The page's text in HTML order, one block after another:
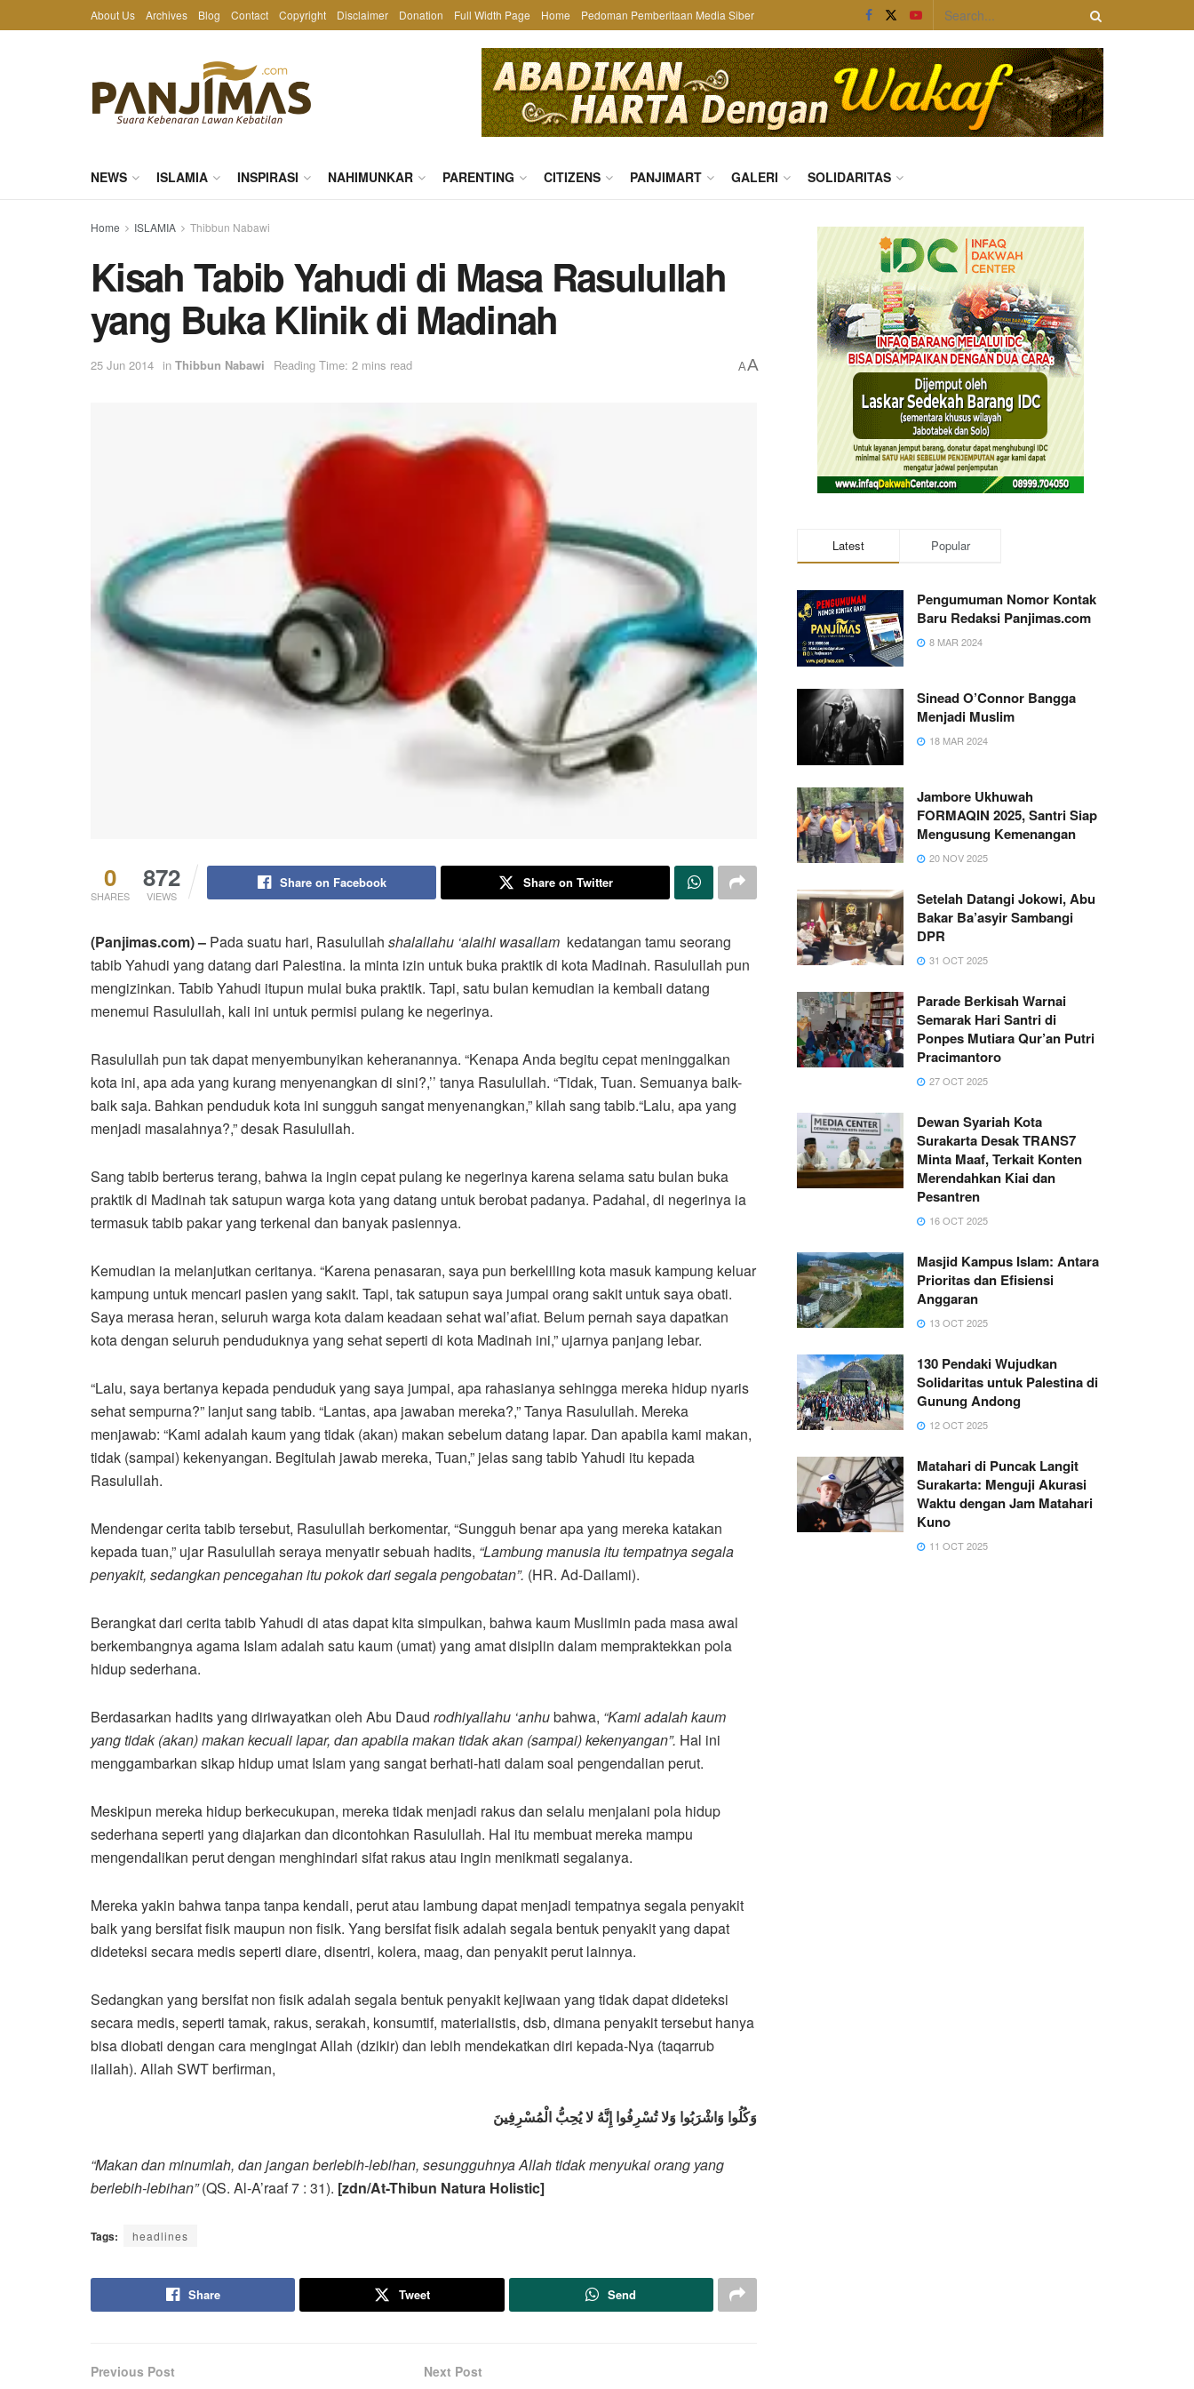
About Us Archives Blog Contact Copyright Disclaimer Donation Full Width Page Home Pedoman Pemberitaan Media Siber
NEWS ISLAMIA INSPIRASI NAHIMUNKAR PARENTING CITIZENS PANJIMART GALERI SOLIDARITAS
Home ISLAMIA Thibbun Nabawi
Kisah Tabib Yahudi di Masa Rasulullah
yang Buka Klinik di Madinah
25 Jun 2014 in Thibbun Nabawi Reading Time: 2 mins read AA
0
SHARES
872
VIEWS
Share on Facebook Share on Twitter
(Panjimas.com) – Pada suatu hari, Rasulullah shalallahu ‘alaihi wasallam kedatangan tamu seorang
tabib Yahudi yang datang dari Palestina. Ia minta izin untuk buka praktik di kota Madinah. Rasulullah pun
mengizinkan. Tabib Yahudi itupun mulai buka praktik. Tapi, satu bulan kemudian ia kembali datang
menemui Rasulullah, kali ini untuk permisi pulang ke negerinya.
Rasulullah pun tak dapat menyembunyikan keheranannya. “Kenapa Anda begitu cepat meninggalkan
kota ini, apa ada yang kurang menyenangkan di sini?,’’ tanya Rasulullah. “Tidak, Tuan. Semuanya baik-
baik saja. Bahkan penduduk kota ini sungguh sangat menyenangkan,” kilah sang tabib.“Lalu, apa yang
menjadi masalahnya?,” desak Rasulullah.
Sang tabib berterus terang, bahwa ia ingin cepat pulang ke negerinya karena selama satu bulan buka
praktik di Madinah tak satupun warga kota yang datang untuk berobat padanya. Padahal, di negerinya ia
termasuk tabib pakar yang terkenal dan banyak pasiennya.
Kemudian ia melanjutkan ceritanya. “Karena penasaran, saya pun berkeliling kota masuk kampung keluar
kampung untuk mencari pasien yang sakit. Tapi, tak satupun saya jumpai orang sakit untuk saya obati.
Saya merasa heran, seluruh warga kota dalam keadaan sehat wal’afiat. Belum pernah saya dapatkan
kota dengan seluruh penduduknya yang sehat seperti di kota Madinah ini,” ujarnya panjang lebar.
“Lalu, saya bertanya kepada penduduk yang saya jumpai, apa rahasianya sehingga mereka hidup nyaris
sehat sempurna?” lanjut sang tabib. “Lantas, apa jawaban mereka?,” Tanya Rasulullah. Mereka
menjawab: “Kami adalah kaum yang tidak (akan) makan sebelum datang lapar. Dan apabila kami makan,
tidak (sampai) kekenyangan. Begitulah jawab mereka, Tuan,” jelas sang tabib Yahudi itu kepada
Rasulullah.
Mendengar cerita tabib tersebut, Rasulullah berkomentar, “Sungguh benar apa yang mereka katakan
kepada tuan,” ujar Rasulullah seraya menyatir sebuah hadits, “Lambung manusia itu tempatnya segala
penyakit, sedangkan pencegahan itu pokok dari segala pengobatan”. (HR. Ad-Dailami).
Berangkat dari cerita tabib Yahudi di atas dapat kita simpulkan, bahwa kaum Muslimin pada masa awal
berkembangnya agama Islam adalah satu kaum (umat) yang amat disiplin dalam mempraktekkan pola
hidup sederhana.
Berdasarkan hadits yang diriwayatkan oleh Abu Daud rodhiyallahu ‘anhubahwa, “Kami adalah kaum
yang tidak (akan) makan kecuali lapar, dan apabila makan tidak akan (sampai) kekenyangan”. Hal ini
menggambarkan sikap hidup umat Islam yang sangat berhati-hati dalam soal pengendalian perut.
Meskipun mereka hidup berkecukupan, mereka tidak menjadi rakus dan selalu menjalani pola hidup
sederhana seperti yang diajarkan dan dicontohkan Rasulullah. Hal itu membuat mereka mampu
mengendalikan perut dengan menghindari sifat rakus atau ingin menikmati segalanya.
Mereka yakin bahwa tanpa tanpa kendali, perut atau lambung dapat menjadi tempatnya segala penyakit
baik yang bersifat fisik maupun non fisik. Yang bersifat fisik adalah segala bentuk penyakit yang dapat
dideteksi secara medis seperti diare, disentri, kolera, maag, dan penyakit perut lainnya.
Sedangkan yang bersifat non fisik adalah segala bentuk penyakit kejiwaan yang tidak dapat dideteksi
secara medis, seperti tamak, rakus, serakah, konsumtif, materialistis, dsb, dimana penyakit tersebut hanya
bisa diobati dengan cara mengingat Allah (dzikir) dan lebih mendekatkan diri kepada-Nya (taqarrub
ilallah). Allah SWT berfirman,
وَكُلُوا وَاشْرَبُوا وَلا تُسْرِفُوا إِنَّهُ لا يُحِبُّ الْمُسْرِفِينَ
“Makan dan minumlah, dan jangan berlebih-lebihan, sesungguhnya Allah tidak menyukai orang yang
berlebih-lebihan”(QS. Al-A’raaf 7 : 31). [zdn/At-Thibun Natura Holistic]
Tags: headlines
Share Tweet Send
Previous Post Next Post
Latest Popular
Pengumuman Nomor Kontak
Baru Redaksi Panjimas.com
8 MAR 2024
Sinead O’Connor Bangga
Menjadi Muslim
18 MAR 2024
Jambore Ukhuwah
FORMAQIN 2025, Santri Siap
Mengusung Kemenangan
20 NOV 2025
Setelah Datangi Jokowi, Abu
Bakar Ba’asyir Sambangi
DPR
31 OCT 2025
Parade Berkisah Warnai
Semarak Hari Santri di
Ponpes Mutiara Qur’an Putri
Pracimantoro
27 OCT 2025
Dewan Syariah Kota
Surakarta Desak TRANS7
Minta Maaf, Terkait Konten
Merendahkan Kiai dan
Pesantren
16 OCT 2025
Masjid Kampus Islam: Antara
Prioritas dan Efisiensi
Anggaran
13 OCT 2025
130 Pendaki Wujudkan
Solidaritas untuk Palestina di
Gunung Andong
12 OCT 2025
Matahari di Puncak Langit
Surakarta: Menguji Akurasi
Waktu dengan Jam Matahari
Kuno
11 OCT 2025